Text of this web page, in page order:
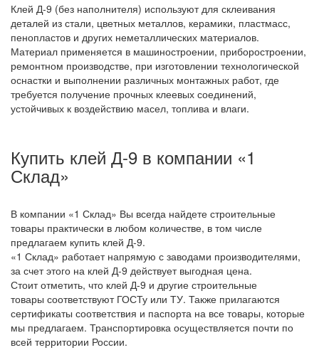
Клей Д-9 (без наполнителя) используют для склеивания
деталей из стали, цветных металлов, керамики, пластмасс,
пенопластов и других неметаллических материалов.
Материал применяется в машиностроении, приборостроении,
ремонтном производстве, при изготовлении технологической
оснастки и выполнении различных монтажных работ, где
требуется получение прочных клеевых соединений,
устойчивых к воздействию масел, топлива и влаги.
Купить клей Д-9 в компании «1
Склад»
В компании «1 Склад» Вы всегда найдете строительные
товары практически в любом количестве, в том числе
предлагаем купить клей Д-9.
«1 Склад» работает напрямую с заводами производителями,
за счет этого на клей Д-9 действует выгодная цена.
Стоит отметить, что клей Д-9 и другие строительные
товары соответствуют ГОСТу или ТУ. Также прилагаются
сертификаты соответствия и паспорта на все товары, которые
мы предлагаем. Транспортировка осуществляется почти по
всей территории России.